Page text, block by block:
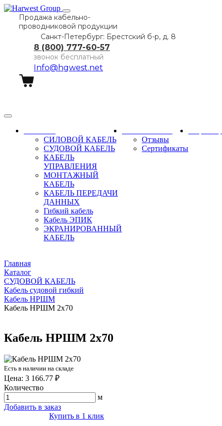
Продажа кабельно-
проводниковой продукции
Санкт-Петербург: Брестский б-р, д. 8
8 (800) 777-60-57
звонок бесплатный
Info@hgwest.net
СИЛОВОЙ КАБЕЛЬ
СУДОВОЙ КАБЕЛЬ
КАБЕЛЬ
УПРАВЛЕНИЯ
МОНТАЖНЫЙ
КАБЕЛЬ
КАБЕЛЬ ПЕРЕДАЧИ
ДАННЫХ
Гибкий кабель
Кабель ЭПИК
ЭКРАНИРОВАННЫЙ
КАБЕЛЬ
Отзывы
Сертификаты
Главная
Каталог
СУДОВОЙ КАБЕЛЬ
Кабель судовой гибкий
Кабель НРШМ
Кабель НРШМ 2х70
Кабель НРШМ 2х70
Есть в наличии на складе
Цена: 3 166.77 ₽
Количество
м
Добавить в заказ
Купить в 1 клик